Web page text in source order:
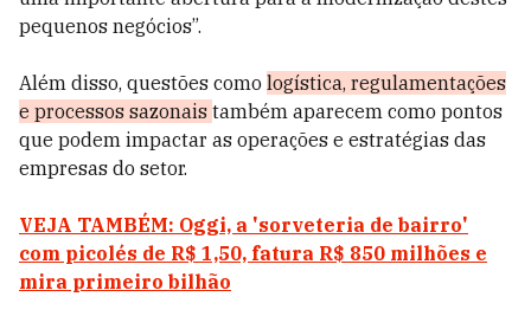
pequenos negócios”.
Além disso, questões como logística, regulamentações
e processos sazonais também aparecem como pontos
que podem impactar as operações e estratégias das
empresas do setor.
VEJA TAMBÉM: Oggi, a 'sorveteria de bairro'
com picolés de R$ 1,50, fatura R$ 850 milhões e
mira primeiro bilhão